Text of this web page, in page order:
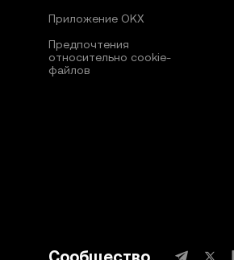
Приложение OKX
Предпочтения
относительно сookie-
файлов